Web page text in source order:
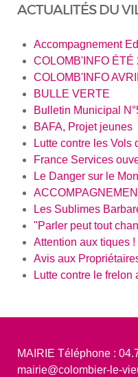
ACTUALITÉS DU
Accompagnement
COLOMB'INFO ÉTÉ
COLOMB'INFO
BULLE VERTE
Bulletin Municipal
BAFA, Projet jeunes
Lutte contre les Vols
France Services
Le Danger sur le
Les Sublimes
"Parler peut tout
Attention aux tiques !
Avis aux
Lutte contre le frelon
MAIRIE Téléphone :
mairie@colombier-le-